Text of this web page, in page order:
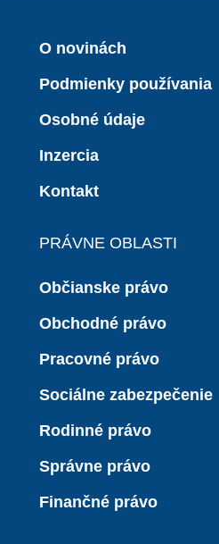
O novinách
Podmienky používania
Osobné údaje
Inzercia
Kontakt
PRÁVNE OBLASTI
Občianske právo
Obchodné právo
Pracovné právo
Sociálne zabezpečenie
Rodinné právo
Správne právo
Finančné právo